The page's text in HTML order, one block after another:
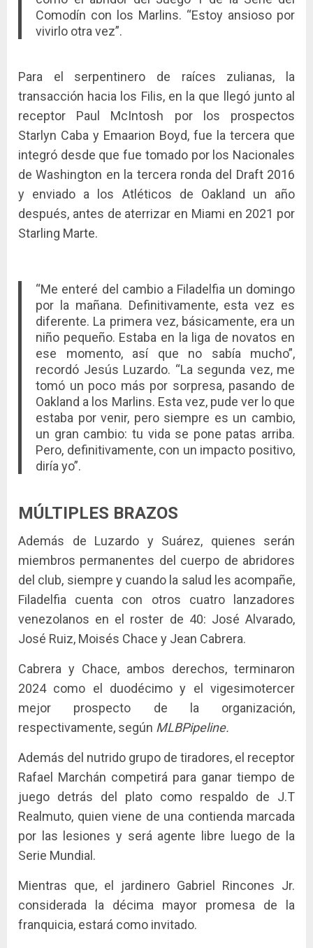
Comodín con los Marlins. “Estoy ansioso por
vivirlo otra vez”.
Para el serpentinero de raíces zulianas, la
transacción hacia los Filis, en la que llegó junto al
receptor Paul McIntosh por los prospectos
Starlyn Caba y Emaarion Boyd, fue la tercera que
integró desde que fue tomado por los Nacionales
de Washington en la tercera ronda del Draft 2016
y enviado a los Atléticos de Oakland un año
después, antes de aterrizar en Miami en 2021 por
Starling Marte.
“Me enteré del cambio a Filadelfia un domingo
por la mañana. Definitivamente, esta vez es
diferente. La primera vez, básicamente, era un
niño pequeño. Estaba en la liga de novatos en
ese momento, así que no sabía mucho”,
recordó Jesús Luzardo. “La segunda vez, me
tomó un poco más por sorpresa, pasando de
Oakland a los Marlins. Esta vez, pude ver lo que
estaba por venir, pero siempre es un cambio,
un gran cambio: tu vida se pone patas arriba.
Pero, definitivamente, con un impacto positivo,
diría yo”.
MÚLTIPLES BRAZOS
Además de Luzardo y Suárez, quienes serán
miembros permanentes del cuerpo de abridores
del club, siempre y cuando la salud les acompañe,
Filadelfia cuenta con otros cuatro lanzadores
venezolanos en el roster de 40: José Alvarado,
José Ruiz, Moisés Chace y Jean Cabrera.
Cabrera y Chace, ambos derechos, terminaron
2024 como el duodécimo y el vigesimotercer
mejor prospecto de la organización,
respectivamente, según MLBPipeline.
Además del nutrido grupo de tiradores, el receptor
Rafael Marchán competirá para ganar tiempo de
juego detrás del plato como respaldo de J.T
Realmuto, quien viene de una contienda marcada
por las lesiones y será agente libre luego de la
Serie Mundial.
Mientras que, el jardinero Gabriel Rincones Jr.
considerada la décima mayor promesa de la
franquicia, estará como invitado.